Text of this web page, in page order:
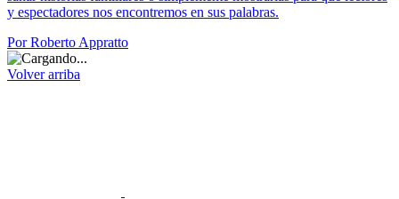
y espectadores nos encontremos en sus palabras.
Por Roberto Appratto
Volver arriba